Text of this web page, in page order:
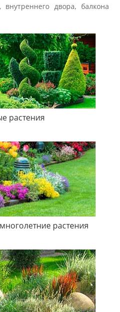
двора, балкона
растения
растения